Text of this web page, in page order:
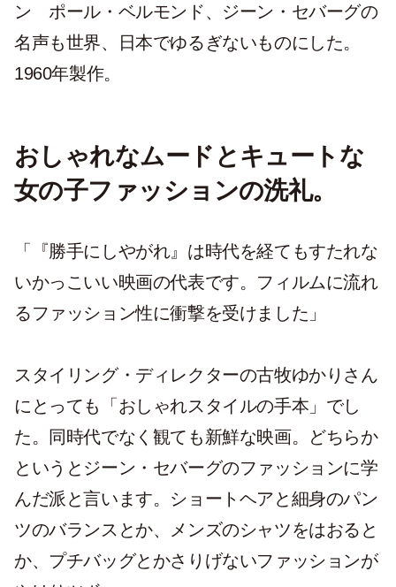
ン゠ポール・ベルモンド、ジーン・セバーグの
名声も世界、日本でゆるぎないものにした。
1960年製作。
おしゃれなムードとキュートな
女の子ファッションの洗礼。
「 『勝手にしやがれ』 は時代を経てもすたれな
いかっこいい映画の代表です。フィルムに流れ
るファッション性に衝撃を受けました」
スタイリング・ディレクターの古牧ゆかりさん
にとっても「おしゃれスタイルの手本」でし
た。同時代でなく観ても新鮮な映画。どちらか
というとジーン・セバーグのファッションに学
んだ派と言います。ショートヘアと細身のパン
ツのバランスとか、メンズのシャツをはおると
か、プチバッグとかさりげないファッションが